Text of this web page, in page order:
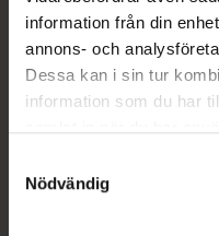
information från din
annons- och
Dessa kan i sin tur
information som du har
återkalla ditt samtycke
cookieinställningar. Ett
Nödvändig
Tillverkaren
CE-
säker att
Dokumenterad
Once dödar lus